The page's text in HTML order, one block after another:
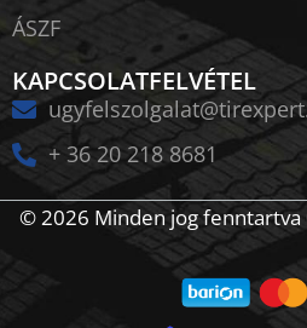
ÁSZF
KAPCSOLATFELVÉTEL
+ 36 20 218 8681
© 2026 Minden jog fenntartva